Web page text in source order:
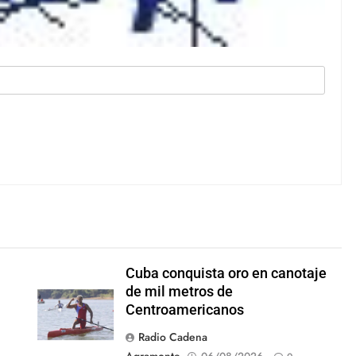
Cuba conquista oro en canotaje
de mil metros de
Centroamericanos
Radio Cadena